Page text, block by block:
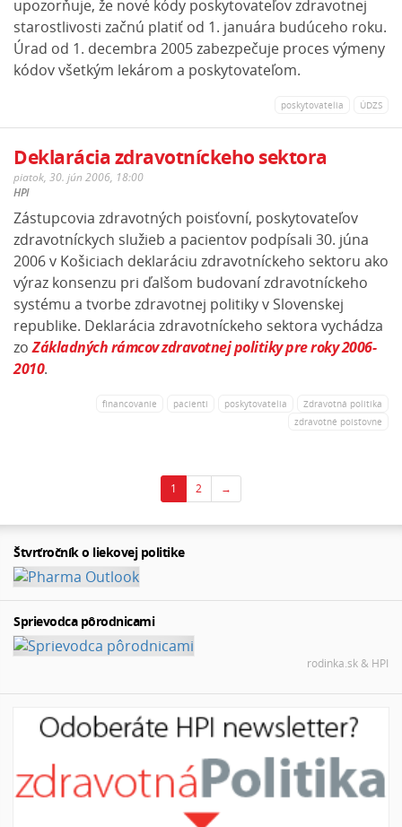
upozorňuje, že nové kódy poskytovateľov zdravotnej
starostlivosti začnú platiť od 1. januára budúceho roku.
Úrad od 1. decembra 2005 zabezpečuje proces výmeny
kódov všetkým lekárom a poskytovateľom.
poskytovatelia ÚDZS
Deklarácia zdravotníckeho sektora
piatok, 30. jún 2006, 18:00
HPI
Zástupcovia zdravotných poisťovní, poskytovateľov
zdravotníckych služieb a pacientov podpísali 30. júna
2006 v Košiciach deklaráciu zdravotníckeho sektoru ako
výraz konsenzu pri ďalšom budovaní zdravotníckeho
systému a tvorbe zdravotnej politiky v Slovenskej
republike. Deklarácia zdravotníckeho sektora vychádza
zoZákladných rámcov zdravotnej politiky pre roky 2006-
2010.
financovanie pacienti poskytovatelia
Zdravotná politika
zdravotné poisťovne
1 2 →
Štvrťročník o liekovej politike
Sprievodca pôrodnicami
rodinka.sk & HPI